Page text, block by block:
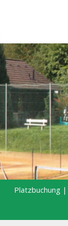
Platzbuchung